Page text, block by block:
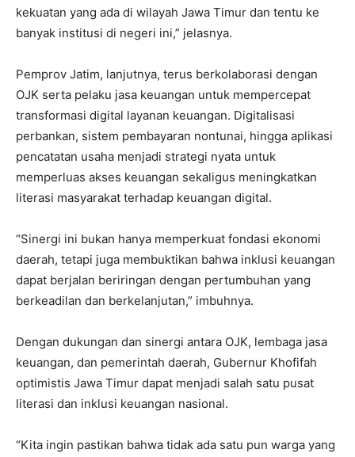
kekuatan yang ada di wilayah Jawa Timur dan tentu ke
banyak institusi di negeri ini,” jelasnya.
Pemprov Jatim, lanjutnya, terus berkolaborasi dengan
OJK serta pelaku jasa keuangan untuk mempercepat
transformasi digital layanan keuangan. Digitalisasi
perbankan, sistem pembayaran nontunai, hingga aplikasi
pencatatan usaha menjadi strategi nyata untuk
memperluas akses keuangan sekaligus meningkatkan
literasi masyarakat terhadap keuangan digital.
“Sinergi ini bukan hanya memperkuat fondasi ekonomi
daerah, tetapi juga membuktikan bahwa inklusi keuangan
dapat berjalan beriringan dengan pertumbuhan yang
berkeadilan dan berkelanjutan,” imbuhnya.
Dengan dukungan dan sinergi antara OJK, lembaga jasa
keuangan, dan pemerintah daerah, Gubernur Khofifah
optimistis Jawa Timur dapat menjadi salah satu pusat
literasi dan inklusi keuangan nasional.
“Kita ingin pastikan bahwa tidak ada satu pun warga yang